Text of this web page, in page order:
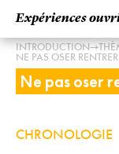
Expériences
INTRODUCTION→
NE PAS OSER
Ne pas oser
CHRONOLOGIE